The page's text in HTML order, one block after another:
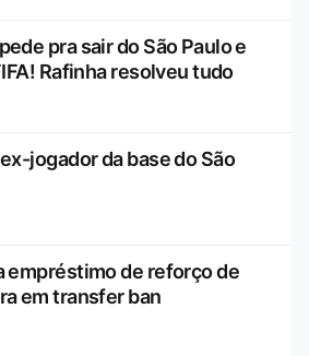
pra sair do São Paulo e
Rafinha resolveu tudo
jogador da base do São
empréstimo de reforço de
em transfer ban